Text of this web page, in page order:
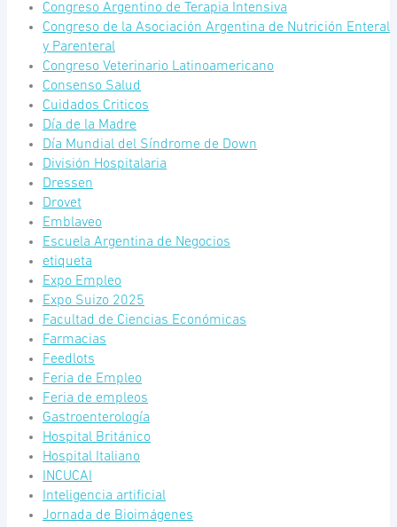
Congreso Argentino de Terapia Intensiva
Congreso de la Asociación Argentina de Nutrición Enteral
y Parenteral
Congreso Veterinario Latinoamericano
Consenso Salud
Cuidados Criticos
Día de la Madre
Día Mundial del Síndrome de Down
División Hospitalaria
Dressen
Drovet
Emblaveo
Escuela Argentina de Negocios
etiqueta
Expo Empleo
Expo Suizo 2025
Facultad de Ciencias Económicas
Farmacias
Feedlots
Feria de Empleo
Feria de empleos
Gastroenterología
Hospital Británico
Hospital Italiano
INCUCAI
Inteligencia artificial
Jornada de Bioimágenes